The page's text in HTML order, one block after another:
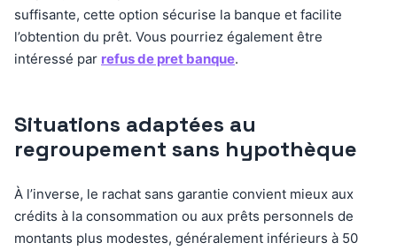
suffisante, cette option sécurise la banque et facilite
l’obtention du prêt. Vous pourriez également être
intéressé par refus de pret banque.
Situations adaptées au
regroupement sans hypothèque
À l’inverse, le rachat sans garantie convient mieux aux
crédits à la consommation ou aux prêts personnels de
montants plus modestes, généralement inférieurs à 50